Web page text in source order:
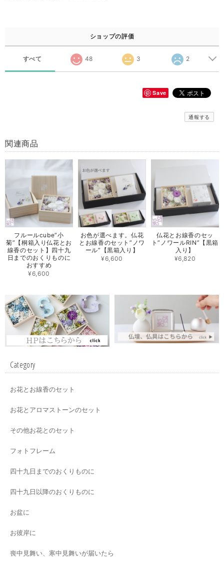
ショップの評価
すべて 48 3 2
Save
通報する
関連商品
フルールcube”小
菊”【桐箱入り仏花とお
線香のセット】四十九
日までのおくりものに
おすすめ
¥6,600
お色が選べます。仏花
とお線香のセット”ノワ
ール”【黒箱入り】
¥6,600
仏花とお線香のセッ
ト”ノワールRIN”【黒箱
入り】
¥6,820
Category
お花とお線香のセット
お花とアロマストーンのセット
その他お花とのセット
フォトフレーム
四十九日までのおくりものに
四十九日以降のおくりものに
お盆に
お彼岸に
喪中見舞い、寒中見舞いが届いたら